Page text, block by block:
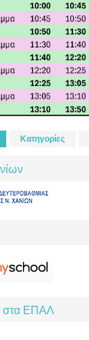
Κατηγορίες
στα ΕΠΑΛ